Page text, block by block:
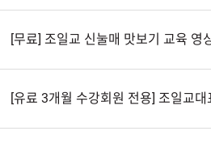
[무료]조일교신눌매맛보기교육영
[유료3개월수강회원전용]조일교